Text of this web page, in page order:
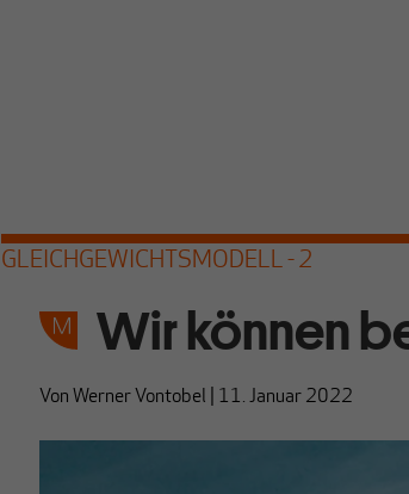
GLEICHGEWICHTSMODELL - 2
Wir können
Von Werner Vontobel 11. Januar 2022